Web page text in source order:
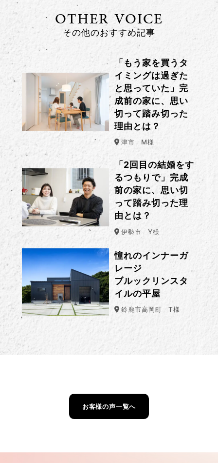
OTHER VOICE
その他のおすすめ記事
「もう家を買うタ
イミングは過ぎた
と思っていた」完
成前の家に、思い
切って踏み切った
理由とは？
津市 M様
「2回目の結婚をす
るつもりで」完成
前の家に、思い切
って踏み切った理
由とは？
伊勢市 Y様
憧れのインナーガ
レージ
ブルックリンスタ
イルの平屋
鈴鹿市高岡町 T様
お客様の声一覧へ